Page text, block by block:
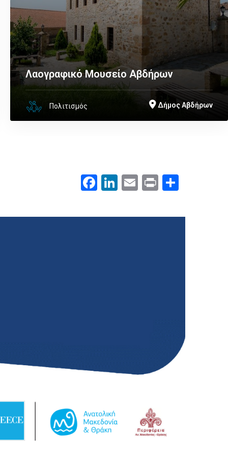
Λαογραφικό Μουσείο Αβδήρων
Πολιτισμός Δήμος Αβδήρων
Facebook
LinkedIn
Email
Print